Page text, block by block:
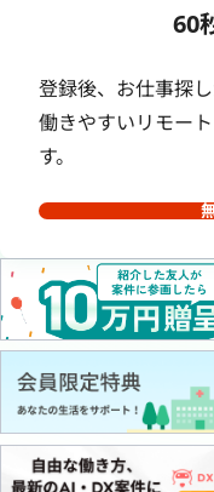
60
登録後、お仕事探
働きやすいリモー
す。